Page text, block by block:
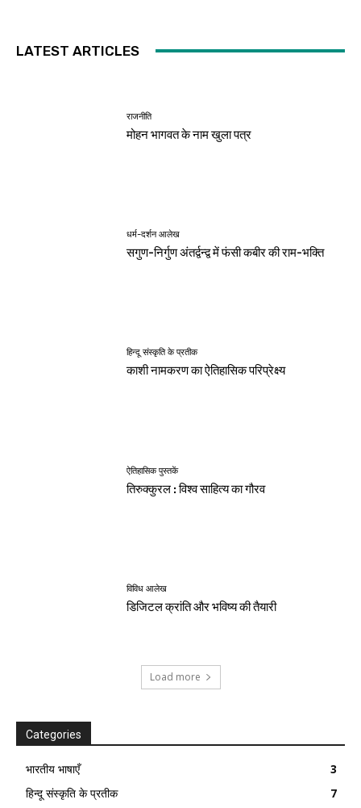
LATEST ARTICLES
राजनीति
मोहन भागवत के नाम खुला पत्र
धर्म-दर्शन आलेख
सगुण-निर्गुण अंतर्द्वन्द्व में फंसी कबीर की राम-भक्ति
हिन्दू संस्कृति के प्रतीक
काशी नामकरण का ऐतिहासिक परिप्रेक्ष्य
ऐतिहासिक पुस्तकें
तिरुक्कुरल : विश्व साहित्य का गौरव
विविध आलेख
डिजिटल क्रांति और भविष्य की तैयारी
Load more
Categories
भारतीय भाषाएँ
3
हिन्दू संस्कृति के प्रतीक
7